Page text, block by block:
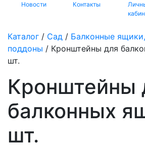
Новости Контакты
Каталог / Сад / Балконные
поддоны / Кронштейны для
шт.
Кронштейны
балконных
шт.